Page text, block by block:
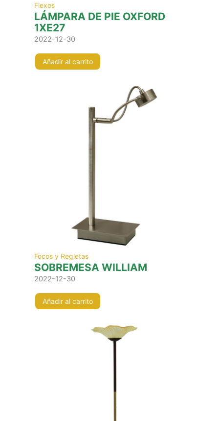
Flexos
LÁMPARA DE PIE OXFORD
1XE27
2022-12-30
Añadir al carrito
Focos y Regletas
SOBREMESA WILLIAM
2022-12-30
Añadir al carrito